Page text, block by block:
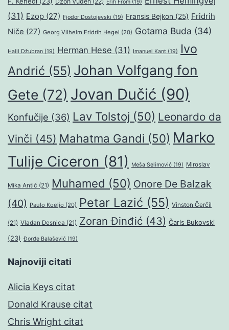
Erih From (19)
(31) Ezop (27) Fjodor Dostojevski (19) Fransis Bejkon (25) Fridrih
Niče (27) Georg Vilhelm Fridrih Hegel (20) Gotama Buda (34)
Halil Džubran (19) Herman Hese (31) Imanuel Kant (19)
Ivo
Andrić (55) Johan Volfgang fon
Gete (72) Jovan Dučić (90)
Konfučije (36) Lav Tolstoj (50) Leonardo da
Vinči (45) Mahatma Gandi (50) Marko
Tulije Ciceron (81) Meša Selimović (19) Miroslav
Mika Antić (21) Muhamed (50) Onore De Balzak
(40) Paulo Koeljo (20) Petar Lazić (55) Vinston Čerčil
(21) Vladan Desnica (21) Zoran Đinđić (43) Čarls Bukovski
(23) Đorđe Balašević (19)
Najnoviji citati
Alicia Keys citat
Donald Krause citat
Chris Wright citat